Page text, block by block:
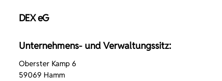
DEX eG
Unternehmens- und Verwaltungssitz:
Oberster Kamp 6
59069 Hamm